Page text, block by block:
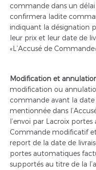
commande dans un
confirmera ladite
indiquant la désignation
leur prix et leur date de
«L’Accusé de
Modification et
modification ou
commande avant la date
mentionnée dans
l’envoi par Lacroix
Commande modificatif
report de la date de
portes automatiques
supportés au titre de la